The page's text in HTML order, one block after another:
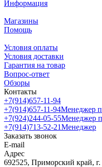
Информация
Магазины
Помощь
Условия оплаты
Условия доставки
Гарантия на товар
Вопрос-ответ
Обзоры
Контакты
+7(914)657-11-94
+7(914)657-11-94Менеджер
+7(924)244-05-55Менеджер
+7(914)713-52-21Менеджер
Заказать звонок
E-mail
Адрес
692525, Приморский край,